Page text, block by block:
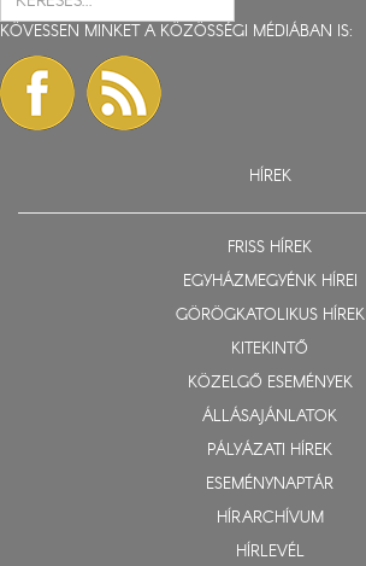
KÖVESSEN MINKET A KÖZÖSSÉGI MÉDIÁBAN IS:
HÍREK
FRISS HÍREK
EGYHÁZMEGYÉNK HÍREI
GÖRÖGKATOLIKUS HÍREK
KITEKINTŐ
KÖZELGŐ ESEMÉNYEK
ÁLLÁSAJÁNLATOK
PÁLYÁZATI HÍREK
ESEMÉNYNAPTÁR
HÍRARCHÍVUM
HÍRLEVÉL